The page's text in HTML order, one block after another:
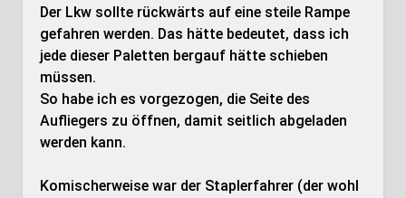
Der Lkw sollte rückwärts auf eine steile Rampe
gefahren werden. Das hätte bedeutet, dass ich
jede dieser Paletten bergauf hätte schieben
müssen.
So habe ich es vorgezogen, die Seite des
Aufliegers zu öffnen, damit seitlich abgeladen
werden kann.
Komischerweise war der Staplerfahrer (der wohl